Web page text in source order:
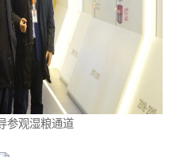
参观湿粮通道